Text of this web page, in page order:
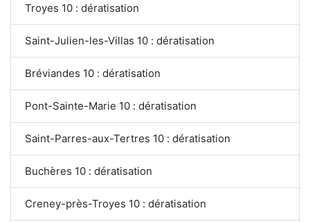
Troyes 10 : dératisation
Saint-Julien-les-Villas 10 : dératisation
Bréviandes 10 : dératisation
Pont-Sainte-Marie 10 : dératisation
Saint-Parres-aux-Tertres 10 : dératisation
Buchères 10 : dératisation
Creney-près-Troyes 10 : dératisation